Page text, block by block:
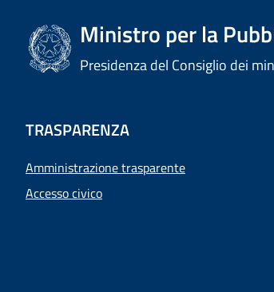
Ministro per la
Presidenza del Consiglio dei
TRASPARENZA
Amministrazione trasparente
Accesso civico